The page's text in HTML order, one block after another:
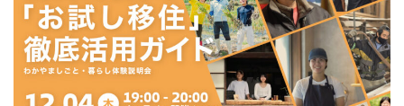
動画
地域おこし協力隊